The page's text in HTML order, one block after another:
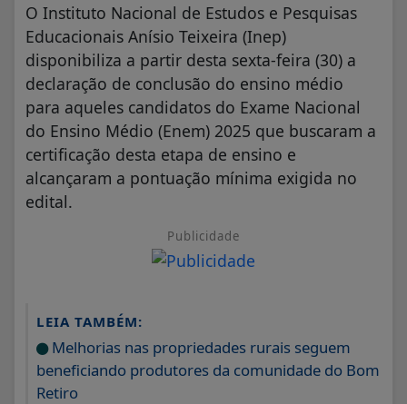
O Instituto Nacional de Estudos e Pesquisas
Educacionais Anísio Teixeira (Inep)
disponibiliza a partir desta sexta-feira (30) a
declaração de conclusão do ensino médio
para aqueles candidatos do Exame Nacional
do Ensino Médio (Enem) 2025 que buscaram a
certificação desta etapa de ensino e
alcançaram a pontuação mínima exigida no
edital.
Publicidade
LEIA TAMBÉM:
Melhorias nas propriedades rurais seguem
beneficiando produtores da comunidade do Bom
Retiro